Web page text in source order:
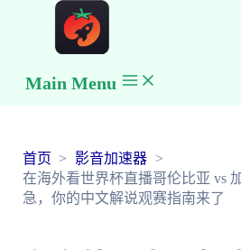
Main Menu
首页
影音加速器
在海外看世界杯直播哥伦比亚 vs
急，你的中文解说观赛指南来了